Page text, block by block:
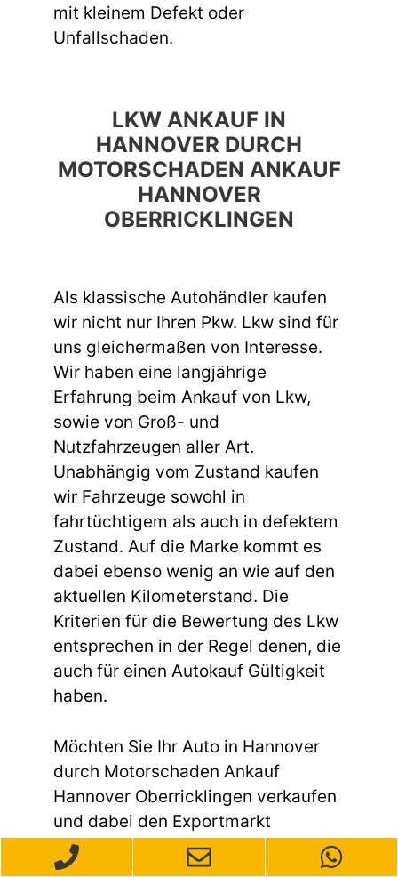
mit kleinem Defekt oder
Unfallschaden.
LKW ANKAUF IN
HANNOVER DURCH
MOTORSCHADEN ANKAUF
HANNOVER
OBERRICKLINGEN
Als klassische Autohändler kaufen
wir nicht nur Ihren Pkw. Lkw sind für
uns gleichermaßen von Interesse.
Wir haben eine langjährige
Erfahrung beim Ankauf von Lkw,
sowie von Groß- und
Nutzfahrzeugen aller Art.
Unabhängig vom Zustand kaufen
wir Fahrzeuge sowohl in
fahrtüchtigem als auch in defektem
Zustand. Auf die Marke kommt es
dabei ebenso wenig an wie auf den
aktuellen Kilometerstand. Die
Kriterien für die Bewertung des Lkw
entsprechen in der Regel denen, die
auch für einen Autokauf Gültigkeit
haben.
Möchten Sie Ihr Auto in Hannover
durch Motorschaden Ankauf
Hannover Oberricklingen verkaufen
und dabei den Exportmarkt
ansprechen? Wir sind Ihre
zuverlässige Anlaufstelle für den